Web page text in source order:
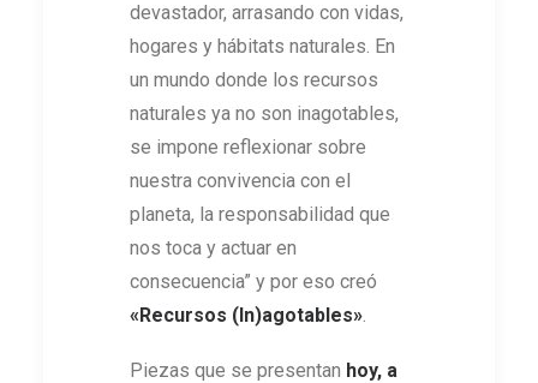
devastador, arrasando con vidas,
hogares y hábitats naturales. En
un mundo donde los recursos
naturales ya no son inagotables,
se impone reflexionar sobre
nuestra convivencia con el
planeta, la responsabilidad que
nos toca y actuar en
consecuencia” y por eso creó
«Recursos (In)agotables».
Piezas que se presentan hoy, a